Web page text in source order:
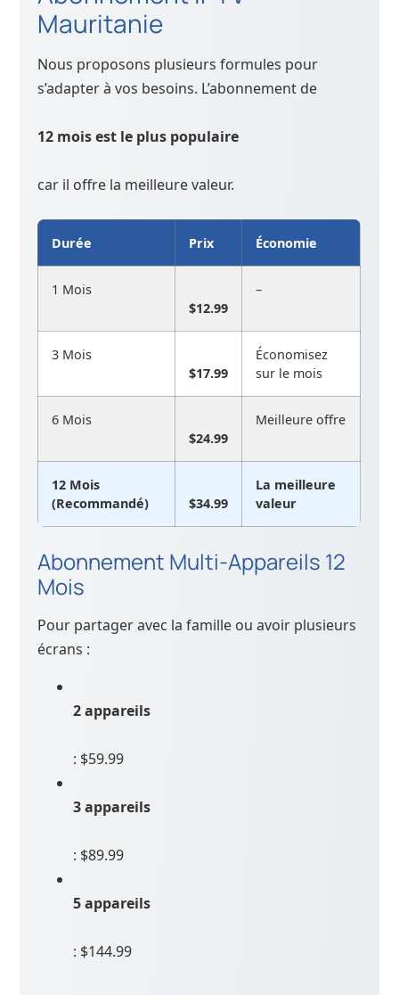
Mauritanie
Nous proposons plusieurs formules pour
s’adapter à vos besoins. L’abonnement de
12 mois est le plus populaire
car il offre la meilleure valeur.
Durée Prix Économie
1 Mois
$12.99
–
3 Mois
$17.99
Économisez
sur le mois
6 Mois
$24.99
Meilleure offre
12 Mois
(Recommandé)
$34.99
La meilleure
valeur
Abonnement Multi-Appareils 12
Mois
Pour partager avec la famille ou avoir plusieurs
écrans :
2 appareils
: $59.99
3 appareils
: $89.99
5 appareils
: $144.99